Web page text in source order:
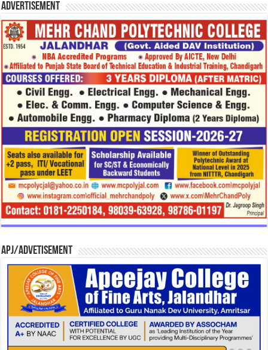
Advertisement
APJ/Advetisement